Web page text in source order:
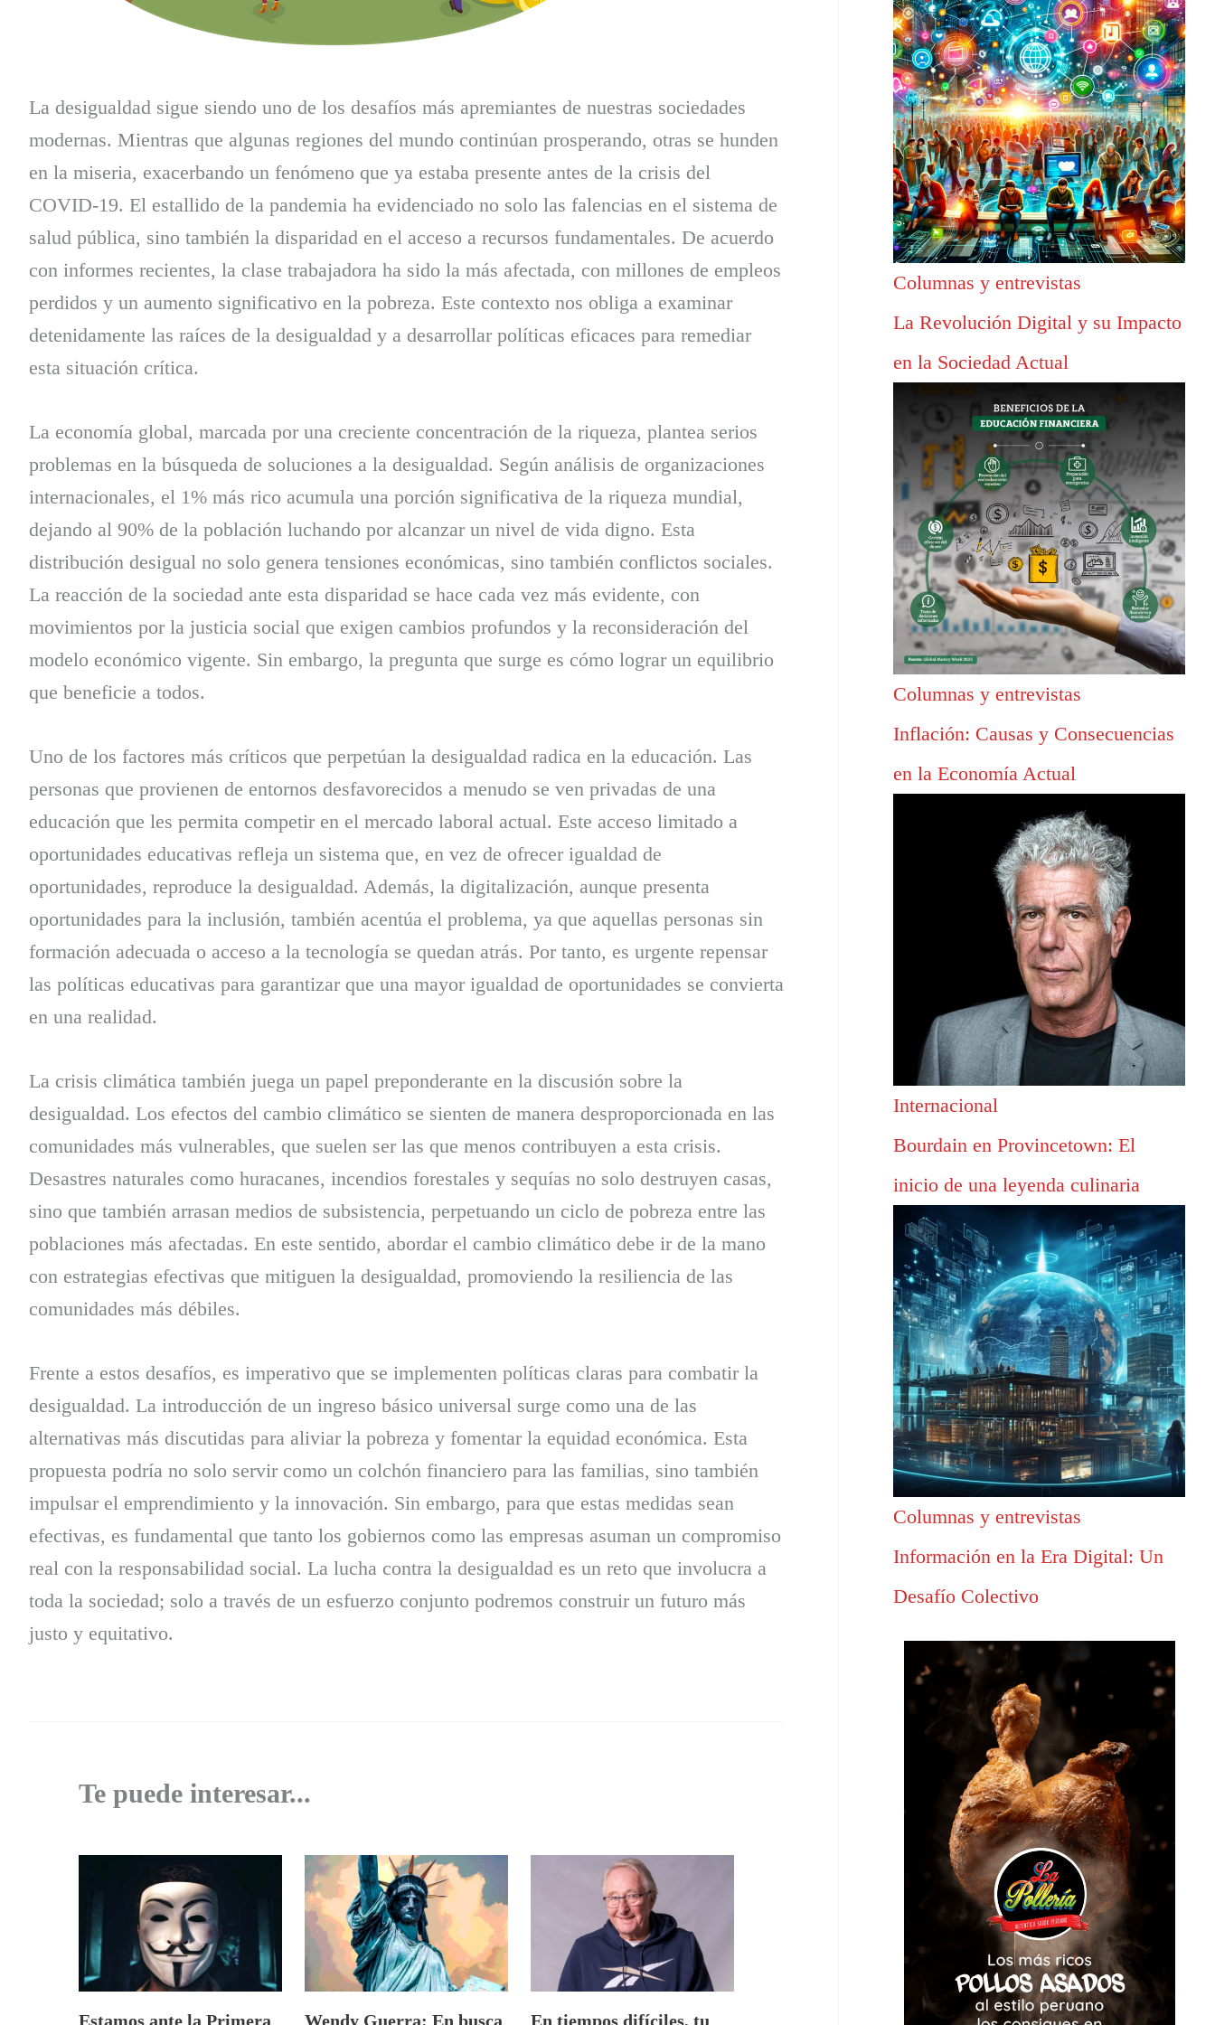
La desigualdad sigue siendo uno de los desafíos más apremiantes de nuestras sociedades
modernas. Mientras que algunas regiones del mundo continúan prosperando, otras se hunden
en la miseria, exacerbando un fenómeno que ya estaba presente antes de la crisis del
COVID-19. El estallido de la pandemia ha evidenciado no solo las falencias en el sistema de
salud pública, sino también la disparidad en el acceso a recursos fundamentales. De acuerdo
con informes recientes, la clase trabajadora ha sido la más afectada, con millones de empleos
perdidos y un aumento significativo en la pobreza. Este contexto nos obliga a examinar
detenidamente las raíces de la desigualdad y a desarrollar políticas eficaces para remediar
esta situación crítica.
La economía global, marcada por una creciente concentración de la riqueza, plantea serios
problemas en la búsqueda de soluciones a la desigualdad. Según análisis de organizaciones
internacionales, el 1% más rico acumula una porción significativa de la riqueza mundial,
dejando al 90% de la población luchando por alcanzar un nivel de vida digno. Esta
distribución desigual no solo genera tensiones económicas, sino también conflictos sociales.
La reacción de la sociedad ante esta disparidad se hace cada vez más evidente, con
movimientos por la justicia social que exigen cambios profundos y la reconsideración del
modelo económico vigente. Sin embargo, la pregunta que surge es cómo lograr un equilibrio
que beneficie a todos.
Uno de los factores más críticos que perpetúan la desigualdad radica en la educación. Las
personas que provienen de entornos desfavorecidos a menudo se ven privadas de una
educación que les permita competir en el mercado laboral actual. Este acceso limitado a
oportunidades educativas refleja un sistema que, en vez de ofrecer igualdad de
oportunidades, reproduce la desigualdad. Además, la digitalización, aunque presenta
oportunidades para la inclusión, también acentúa el problema, ya que aquellas personas sin
formación adecuada o acceso a la tecnología se quedan atrás. Por tanto, es urgente repensar
las políticas educativas para garantizar que una mayor igualdad de oportunidades se convierta
en una realidad.
La crisis climática también juega un papel preponderante en la discusión sobre la
desigualdad. Los efectos del cambio climático se sienten de manera desproporcionada en las
comunidades más vulnerables, que suelen ser las que menos contribuyen a esta crisis.
Desastres naturales como huracanes, incendios forestales y sequías no solo destruyen casas,
sino que también arrasan medios de subsistencia, perpetuando un ciclo de pobreza entre las
poblaciones más afectadas. En este sentido, abordar el cambio climático debe ir de la mano
con estrategias efectivas que mitiguen la desigualdad, promoviendo la resiliencia de las
comunidades más débiles.
Frente a estos desafíos, es imperativo que se implementen políticas claras para combatir la
desigualdad. La introducción de un ingreso básico universal surge como una de las
alternativas más discutidas para aliviar la pobreza y fomentar la equidad económica. Esta
propuesta podría no solo servir como un colchón financiero para las familias, sino también
impulsar el emprendimiento y la innovación. Sin embargo, para que estas medidas sean
efectivas, es fundamental que tanto los gobiernos como las empresas asuman un compromiso
real con la responsabilidad social. La lucha contra la desigualdad es un reto que involucra a
toda la sociedad; solo a través de un esfuerzo conjunto podremos construir un futuro más
justo y equitativo.
Te puede interesar...
Estamos ante la Primera Wendy Guerra: En busca En tiempos difíciles, tu
Columnas y entrevistas
La Revolución Digital y su Impacto
en la Sociedad Actual
Columnas y entrevistas
Inflación: Causas y Consecuencias
en la Economía Actual
Internacional
Bourdain en Provincetown: El
inicio de una leyenda culinaria
Columnas y entrevistas
Información en la Era Digital: Un
Desafío Colectivo